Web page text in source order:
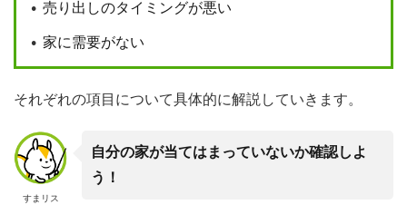
売り出しのタイミングが悪い
家に需要がない
それぞれの項目について具体的に解説していきます。
すまリス
自分の家が当てはまっていないか確認しよ
う！